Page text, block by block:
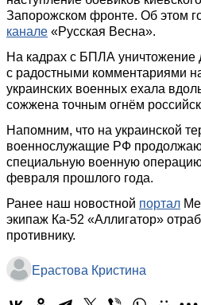
Запорожском фронте. Об этом
канале «Русская Весна».
На кадрах с БПЛА уничтожение
с радостными комментариями
украинских военных ехала
сожжена точным огнём
Напомним, что на украинской
военнослужащие РФ
специальную военную
февраля прошлого года.
Ранее наш новостной портал
экипаж Ка-52 «Аллигатор»
противнику.
Ерастова Кристина